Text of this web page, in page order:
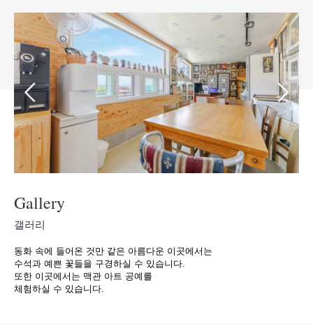
Gallery
갤러리
동화 속에 들어온 것만 같은 아름다운 이곳에서는
수석과 예쁜 꽃들을 구경하실 수 있습니다.
또한 이곳에서는 맥관 아트 공예를
체험하실 수 있습니다.